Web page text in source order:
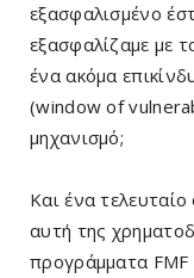
εξασφαλισμένο
εξασφαλίζαμε με
ένα ακόμα
(window of
μηχανισμό;
Και ένα
αυτή της
προγράμματα FMF